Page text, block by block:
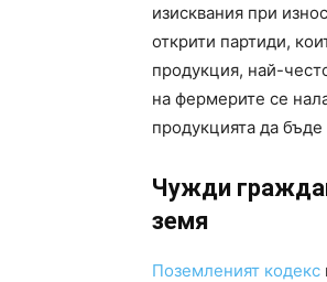
изисквания при
открити партиди,
продукция, най-
на фермерите се
продукцията да бъде
Чужди
земя
Поземленият кодекс